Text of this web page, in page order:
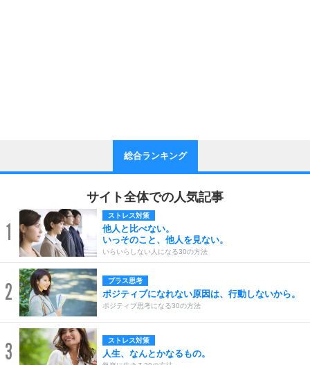
総合ランキング
サイト全体での人気記事
1
ストレス対策
他人と比べない。
いっそのこと、他人を見ない。
いらいらしない人になる30の方法
2 プラス思考
ポジティブになれない原因は、行動しないから。
ポジティブ思考になる30の方法
3 ストレス対策
人生、なんとかなるもの。